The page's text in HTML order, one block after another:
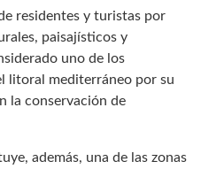
residentes y turistas por
paisajísticos y
uno de los
litoral mediterráneo por su
la conservación de
además, una de las zonas